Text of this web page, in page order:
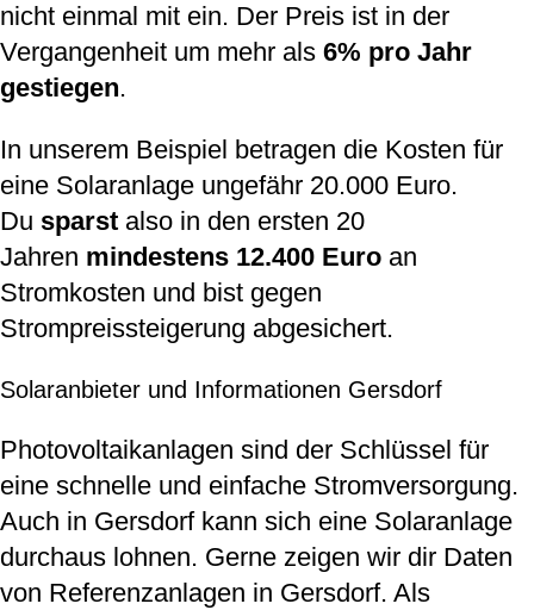
nicht einmal mit ein. Der Preis ist in der
Vergangenheit um mehr als 6% pro Jahr
gestiegen.
In unserem Beispiel betragen die Kosten für
eine Solaranlage ungefähr 20.000 Euro.
Du sparst also in den ersten 20
Jahren mindestens 12.400 Euro an
Stromkosten und bist gegen
Strompreissteigerung abgesichert.
Solaranbieter und Informationen Gersdorf
Photovoltaikanlagen sind der Schlüssel für
eine schnelle und einfache Stromversorgung.
Auch in Gersdorf kann sich eine Solaranlage
durchaus lohnen. Gerne zeigen wir dir Daten
von Referenzanlagen in Gersdorf. Als